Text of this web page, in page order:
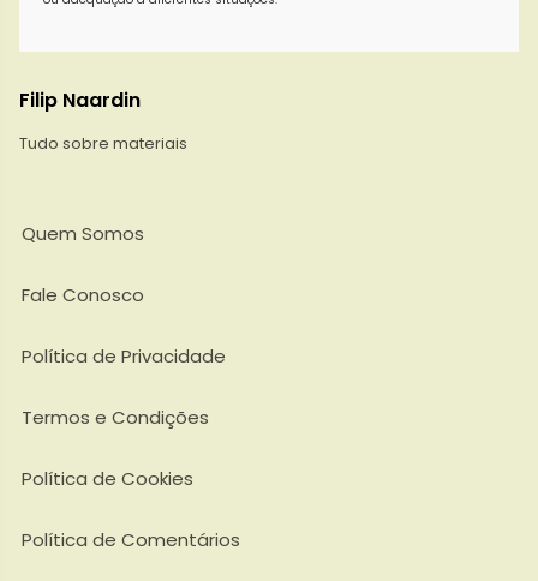
Filip Naardin
Tudo sobre materiais
Quem Somos
Fale Conosco
Política de Privacidade
Termos e Condições
Política de Cookies
Política de Comentários